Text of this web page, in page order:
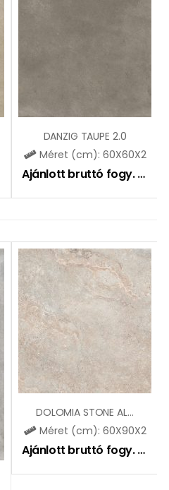
12990Ft
DANZIG TAUPE 2.0
Méret (cm): 60X60X2
Ajánlott bruttó fogy. ár:
DOLOMIA STONE ALMOND 2.0
Méret (cm): 60X90X2
Ajánlott bruttó fogy. ár: